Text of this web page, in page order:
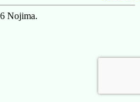
Nojima.